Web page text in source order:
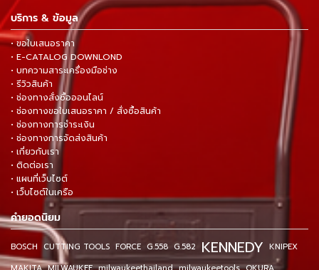
บริการ & ข้อมูล
• ขอใบเสนอราคา
• E-CATALOG DOWNLOND
• บทความสาระเครื่องมือช่าง
• รีวิวสินค้า
• ช่องทางสั่งซื้อออนไลน์
• ช่องทางขอใบเสนอราคา / สั่งซื้อสินค้า
• ช่องทางการชำระเงิน
• ช่องทางการจัดส่งสินค้า
• เกี่ยวกับเรา
• ติดต่อเรา
• แผนที่เว็บไซต์
• เว็บไซต์ในเครือ
คำยอดนิยม
BOSCH CUTTING TOOLS FORCE G.558 G.582 KENNEDY KNIPEX